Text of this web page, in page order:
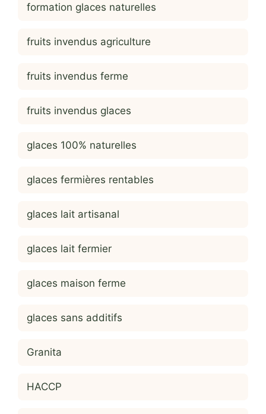
formation glaces naturelles
fruits invendus agriculture
fruits invendus ferme
fruits invendus glaces
glaces 100% naturelles
glaces fermières rentables
glaces lait artisanal
glaces lait fermier
glaces maison ferme
glaces sans additifs
Granita
HACCP